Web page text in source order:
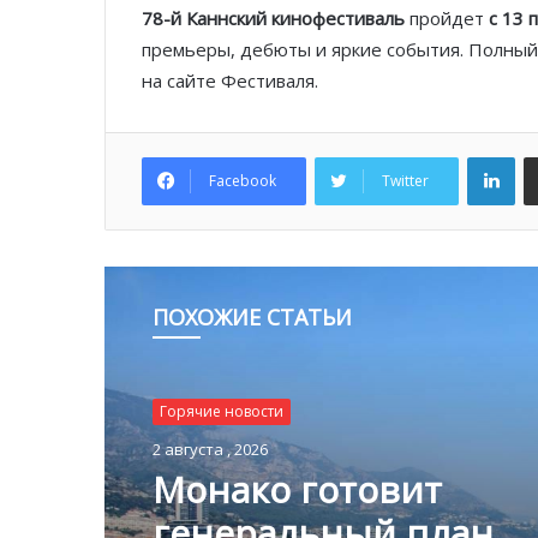
78-й Каннский кинофестиваль пройдет с 13
премьеры, дебюты и яркие события.
на сайте Фестиваля.
Facebook Twitter
ПОХОЖИЕ СТАТЬИ
Горячие новости
2 августа , 2026
Горячие новости
1 августа , 2026